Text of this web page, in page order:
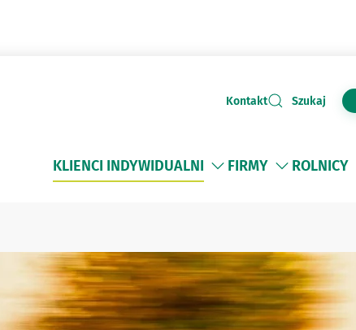
Kontakt Szukaj
KLIENCI INDYWIDUALNI FIRMY ROLNICY